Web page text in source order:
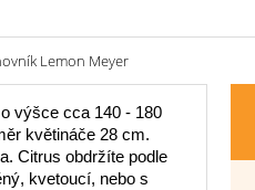
Lemon Meyer
výšce cca 140 - 180
květináče 28 cm.
Citrus obdržíte podle
kvetoucí, nebo s